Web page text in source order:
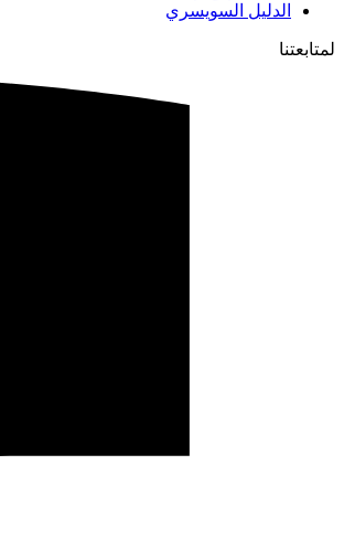
الدليل السويسري
لمتابعتنا